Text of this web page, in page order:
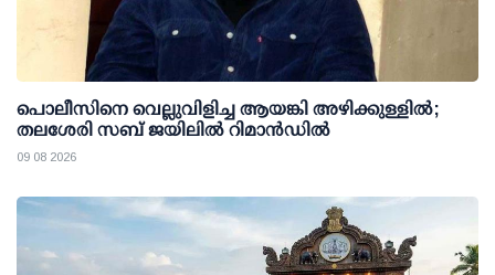
പൊലീസിനെ വെല്ലുവിളിച്ച ആയങ്കി അഴിക്കുള്ളില്‍;
തലശേരി സബ് ജയിലില്‍ റിമാന്‍ഡില്‍
09 08 2026